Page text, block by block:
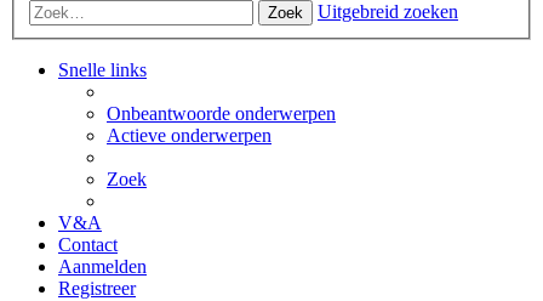
Zoek Uitgebreid zoeken
Snelle links
Onbeantwoorde onderwerpen
Actieve onderwerpen
Zoek
V&A
Contact
Aanmelden
Registreer